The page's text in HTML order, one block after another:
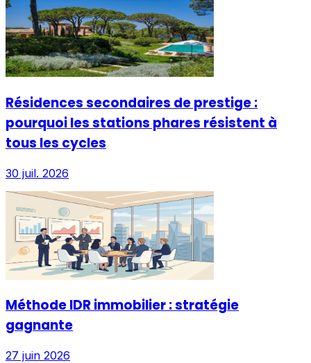
Résidences secondaires de prestige :
pourquoi les stations phares résistent à
tous les cycles
30 juil. 2026
Méthode IDR immobilier : stratégie
gagnante
27 juin 2026